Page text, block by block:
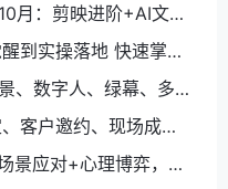
月：剪映进阶+AI文案
到实操落地 快速掌握
、数字人、绿幕、多种
客户邀约、现场成
景应对+心理博弈，单